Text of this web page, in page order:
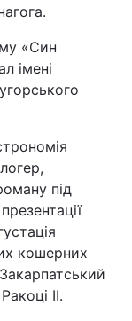
«Син
імені
під
кошерних
II.